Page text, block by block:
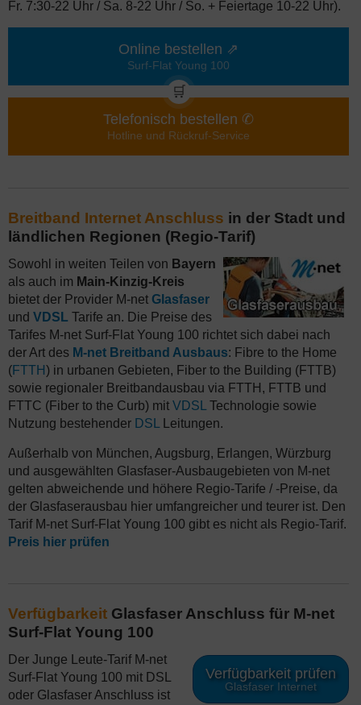
Fr. 7:30-22 Uhr / Sa. 8-22 Uhr / So. + Feiertage 10-22 Uhr).
Online bestellen ⇗
Surf-Flat Young 100
🛒
Telefonisch bestellen ✆
Hotline und Rückruf-Service
Breitband Internet Anschluss in der Stadt und
ländlichen Regionen (Regio-Tarif)
Sowohl in weiten Teilen von Bayern
als auch im Main-Kinzig-Kreis
bietet der Provider M-net Glasfaser
und VDSL Tarife an. Die Preise des
Tarifes M-net Surf-Flat Young 100 richtet sich dabei nach
der Art des M-net Breitband Ausbaus: Fibre to the Home
(FTTH) in urbanen Gebieten, Fiber to the Building (FTTB)
sowie regionaler Breitbandausbau via FTTH, FTTB und
FTTC (Fiber to the Curb) mit VDSL
Technologie sowie
Nutzung bestehender DSL Leitungen.
Außerhalb von München, Augsburg, Erlangen, Würzburg
und ausgewählten Glasfaser-Ausbaugebieten von M-net
gelten abweichende und höhere Regio-Tarife / -Preise, da
der Glasfaserausbau hier umfangreicher und teurer ist. Den
Tarif M-net Surf-Flat Young 100 gibt es nicht als Regio-Tarif.
Preis hier prüfen
Verfügbarkeit Glasfaser Anschluss für M-net
Surf-Flat Young 100
Verfügbarkeit prüfen
Glasfaser Internet
Der Junge Leute-Tarif M-net
Surf-Flat Young 100 mit DSL
oder Glasfaser Anschluss ist